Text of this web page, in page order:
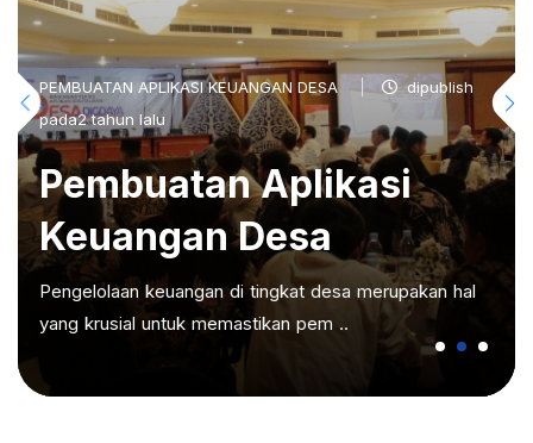
PEMBUATAN APLIKASI KEUANGAN DESA
dipublish
pada2 tahun lalu
Pembuatan Aplikasi
Keuangan Desa
Pengelolaan keuangan di tingkat desa merupakan hal
yang krusial untuk memastikan pem ..